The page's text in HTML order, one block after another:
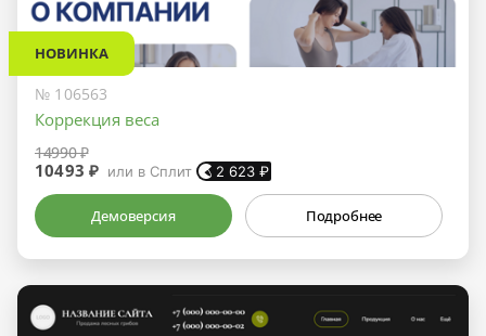
НОВИНКА
№ 106563
Коррекция веса
14990 ₽
10493 ₽ или в Сплит 2 623 ₽
Демоверсия Подробнее